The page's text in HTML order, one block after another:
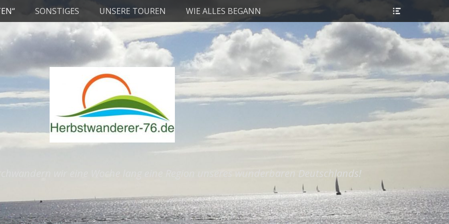
SONSTIGES UNSERE TOUREN WIE ALLES BEGANN
wir eine Woche lang eine Region unseres wunderbaren Deutschlands!